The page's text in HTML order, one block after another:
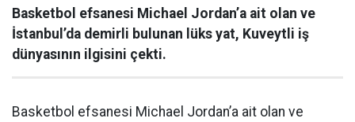
Basketbol efsanesi Michael Jordan’a ait olan ve
İstanbul’da demirli bulunan lüks yat, Kuveytli iş
dünyasının ilgisini çekti.
Basketbol efsanesi Michael Jordan’a ait olan ve